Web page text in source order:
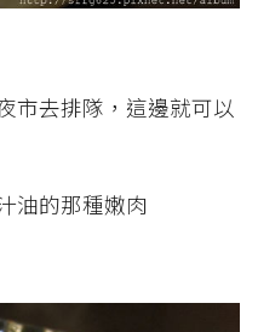
市去排隊，這邊就可以
油的那種嫩肉